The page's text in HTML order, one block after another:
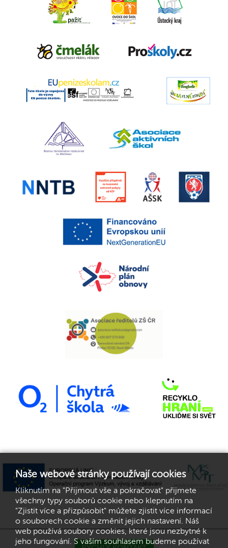
Naše webové stránky používají cookies
Kliknutím na "Přijmout vše a pokračovat" přijmete
všechny typy souborů cookie nebo klepnutím na
"Zjistit více a přizpůsobit" můžete zjistit více informací
o souborech cookie a změnit jejich nastavení. Náš
web používá soubory cookies, které jsou nezbytné k
jeho fungování. S vaším souhlasem budeme používat